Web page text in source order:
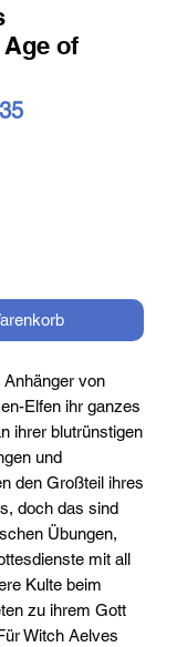
of
Sale-
von
Elfen ihr ganzes
ihrer blutrünstigen
und
den Großteil ihres
doch das sind
Übungen,
mit all
Kulte beim
zu ihrem Gott
Witch Aelves